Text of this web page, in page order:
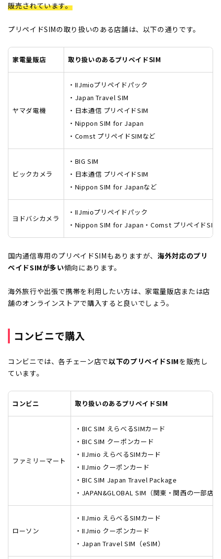
販売されています。
プリペイドSIMの取り扱いのある店舗は、以下の通りです。
家電量販店 取り扱いのあるプリペイドSIM
ヤマダ電機
・IIJmioプリペイドパック
・Japan Travel SIM
・日本通信 プリペイドSIM
・Nippon SIM for Japan
・Comst プリペイドSIMなど
ビックカメラ
・BIG SIM
・日本通信 プリペイドSIM
・Nippon SIM for Japanなど
ヨドバシカメラ
・IIJmioプリペイドパック
・Nippon SIM for Japan ・Comst プリペイドSIM
国内通信専用のプリペイドSIMもありますが、海外対応のプリ
ペイドSIMが多い傾向にあります。
海外旅行や出張で携帯を利用したい方は、家電量販店または店
舗のオンラインストアで購入すると良いでしょう。
コンビニで購入
コンビニでは、各チェーン店で以下のプリペイドSIMを販売し
ています。
コンビニ 取り扱いのあるプリペイドSIM
ファミリーマート
・BIC SIM えらべるSIMカード
・BIC SIM クーポンカード
・IIJmio えらべるSIMカード
・IIJmio クーポンカード
・BIC SIM Japan Travel Package
・JAPAN&GLOBAL SIM（関東・関西の一部店
ローソン
・IIJmio えらべるSIMカード
・IIJmio クーポンカード
・Japan Travel SIM（eSIM）